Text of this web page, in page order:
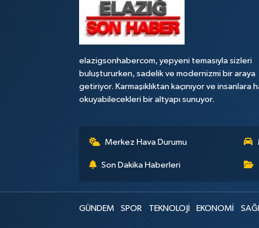
elazigsonhabercom, yepyeni temasıyla sizleri
buluştururken, sadelik ve modernizmi bir araya
getiriyor. Karmaşıklıktan kaçınıyor ve insanlara
okuyabilecekleri bir altyapı sunuyor.
Merkez Hava Durumu
Son Dakika Haberleri
GÜNDEM SPOR TEKNOLOJİ EKONOMİ